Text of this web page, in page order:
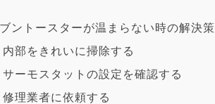
ントースターが温まらない時の解決策
内部をきれいに掃除する
サーモスタットの設定を確認する
修理業者に依頼する